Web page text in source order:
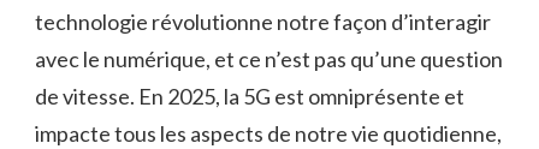
technologie révolutionne notre façon d’interagir
avec le numérique, et ce n’est pas qu’une question
de vitesse. En 2025, la 5G est omniprésente et
impacte tous les aspects de notre vie quotidienne,